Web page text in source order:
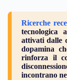
Ricerche
tecnologica
attivati dalle
dopamina
rinforza il
incontrano